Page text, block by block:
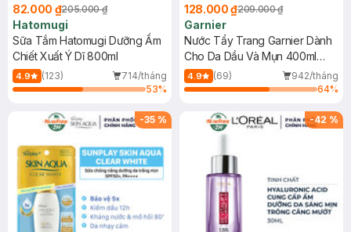
82.000 ₫205.000 ₫
Hatomugi
Sữa Tắm Hatomugi Dưỡng Ẩm
Chiết Xuất Ý Dĩ 800ml
4.9 (123)
714/tháng
53%
128.000 ₫209.000 ₫
Garnier
Nước Tẩy Trang Garnier Dành
Cho Da Dầu Và Mụn 400ml
(Mới)
4.9 (69)
942/tháng
64%
-35 % -42 %